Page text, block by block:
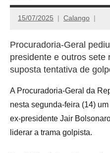
15/07/2025 Calango
Procuradoria-Geral
presidente e outros sete
suposta tentativa de
A Procuradoria-Geral da
nesta segunda-feira (14) um
ex-presidente Jair
liderar a trama golpista.